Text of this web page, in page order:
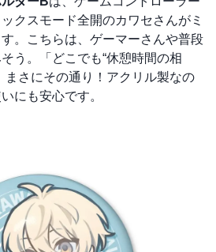
クスモード全開のカワセさんがミ
。こちらは、ゲーマーさんや普段
う。「どこでも“休憩時間の相
まさにその通り！アクリル製なの
にも安心です。